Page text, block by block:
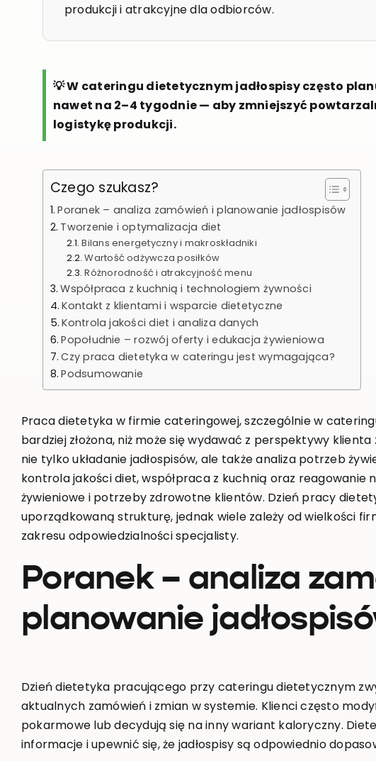
produkcji i atrakcyjne dla odbiorców.
💡 W cateringu dietetycznym jadłospisy często
nawet na 2–4 tygodnie — aby zmniejszyć
logistykę produkcji.
Czego szukasz?
Poranek – analiza zamówień i planowanie jadłospisów
Tworzenie i optymalizacja diet
Bilans energetyczny i makroskładniki
Wartość odżywcza posiłków
Różnorodność i atrakcyjność menu
Współpraca z kuchnią i technologiem żywności
Kontakt z klientami i wsparcie dietetyczne
Kontrola jakości diet i analiza danych
Popołudnie – rozwój oferty i edukacja żywieniowa
Czy praca dietetyka w cateringu jest wymagająca?
Podsumowanie
Praca dietetyka w firmie cateringowej, szczególnie w
bardziej złożona, niż może się wydawać z perspektywy
nie tylko układanie jadłospisów, ale także analiza potrzeb
kontrola jakości diet, współpraca z kuchnią oraz reagowanie
żywieniowe i potrzeby zdrowotne klientów. Dzień pracy
uporządkowaną strukturę, jednak wiele zależy od wielkości
zakresu odpowiedzialności specjalisty.
Poranek – analiza
planowanie
Dzień dietetyka pracującego przy cateringu dietetycznym
aktualnych zamówień i zmian w systemie. Klienci często
pokarmowe lub decydują się na inny wariant kaloryczny.
informacje i upewnić się, że jadłospisy są odpowiednio